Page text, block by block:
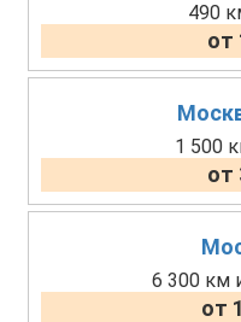
490
от
1 500
от
6 300 км
от